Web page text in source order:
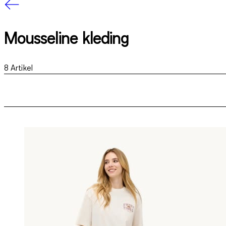
Mousseline kleding
8 Artikel